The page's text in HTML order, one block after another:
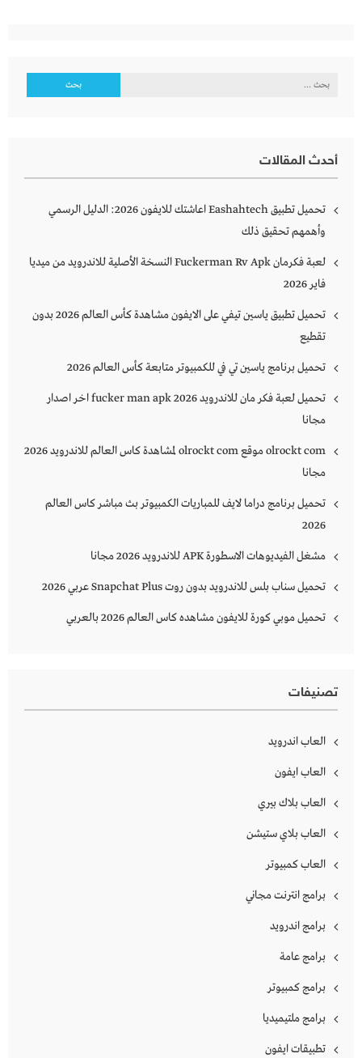
البحث
أحدث المقالات
تحميل تطبيق Eashahtech اعاشتك للايفون 2026: الدليل الرسمي
وأهمهم تحقيق ذلك
لعبة فكرمان Fuckerman Rv Apk النسخة الأصلية للاندرويد من ميديا
فاير 2026
تحميل تطبيق ياسين تيفي على الايفون مشاهدة كأس العالم 2026 بدون
تقطيع
تحميل برنامج ياسين تي في للكمبيوتر متابعة كأس العالم 2026
تحميل لعبة فكر مان للاندرويد 2026 fucker man apk اخر اصدار
مجانا
olrockt com موقع olrockt com لمشاهدة كاس العالم للاندرويد 2026
مجانا
تحميل برنامج دراما لايف للمباريات الكمبيوتر بث مباشر كاس العالم
2026
مشغل الفيديوهات الاسطورة APK للاندرويد 2026 مجانا
تحميل سناب بلس للاندرويد بدون روت Snapchat Plus‏ عربي 2026
تحميل موبي كورة للايفون مشاهده كاس العالم 2026 بالعربي
تصنيفات
العاب اندرويد
العاب ايفون
العاب بلاك بيري
العاب بلاي ستيشن
العاب كمبيوتر
برامج انترنت مجاني
برامج اندرويد
برامج عامة
برامج كمبيوتر
برامج ملتيميديا
تطبيقات ايفون